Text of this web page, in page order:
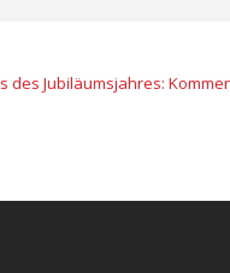
des Jubiläumsjahres: